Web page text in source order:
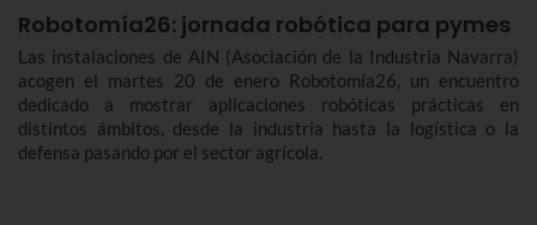
Robotomía26: jornada robótica para pymes
Las instalaciones de AIN (Asociación de la Industria Navarra)
acogen el martes 20 de enero Robotomía26, un encuentro
dedicado a mostrar aplicaciones robóticas prácticas en
distintos ámbitos, desde la industria hasta la logística o la
defensa pasando por el sector agrícola.